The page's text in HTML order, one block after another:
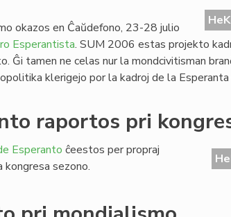
okazos en Ĉaŭdefono, 23-28 julio
Esperantista. SUM 2006 estas projekto
Ĝi tamen ne celas nur la mondcivitisman
klerigejo por la kadroj de la Esperanta
raportos pri
Esperanto ĉeestos per propraj
sezono.